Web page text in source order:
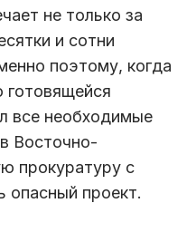
не только за
и сотни
поэтому, когда
готовящейся
все необходимые
Восточно-
прокуратуру с
опасный проект.